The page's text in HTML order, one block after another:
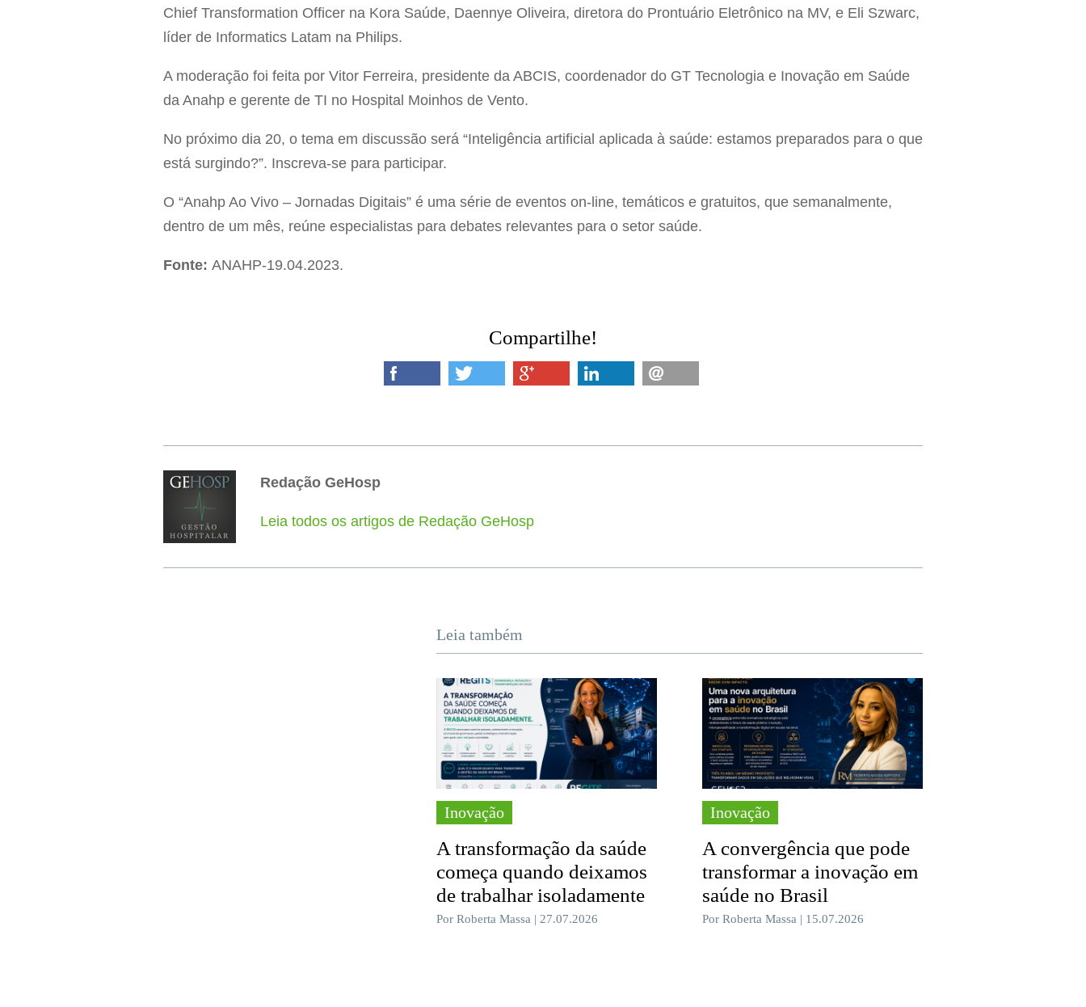
Chief Transformation Officer na Kora Saúde, Daennye Oliveira, diretora do Prontuário Eletrônico na MV, e Eli Szwarc,
líder de Informatics Latam na Philips.
A moderação foi feita por Vitor Ferreira, presidente da ABCIS, coordenador do GT Tecnologia e Inovação em Saúde
da Anahp e gerente de TI no Hospital Moinhos de Vento.
No próximo dia 20, o tema em discussão será “Inteligência artificial aplicada à saúde: estamos preparados para o que
está surgindo?”. Inscreva-se para participar.
O “Anahp Ao Vivo – Jornadas Digitais” é uma série de eventos on-line, temáticos e gratuitos, que semanalmente,
dentro de um mês, reúne especialistas para debates relevantes para o setor saúde.
Fonte: ANAHP-19.04.2023.
Compartilhe!
Redação GeHosp
Leia todos os artigos de Redação GeHosp
Leia também
Inovação
A transformação da saúde
começa quando deixamos
de trabalhar isoladamente
Por Roberta Massa | 27.07.2026
Inovação
A convergência que pode
transformar a inovação em
saúde no Brasil
Por Roberta Massa | 15.07.2026